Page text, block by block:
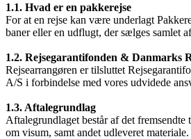
1.1. Hvad er en pakkerejse
For at en rejse kan være underlagt
baner eller en udflugt, der sælges samlet
1.2. Rejsegarantifonden & Danmarks
Rejsearrangøren er tilsluttet
A/S i forbindelse med vores udvidede
1.3. Aftalegrundlag
Aftalegrundlaget består af det
om visum, samt andet udleveret